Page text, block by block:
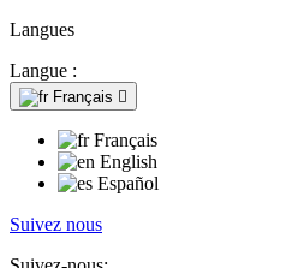
Langues
Langue :
Français 
Français
English
Español
Suivez nous